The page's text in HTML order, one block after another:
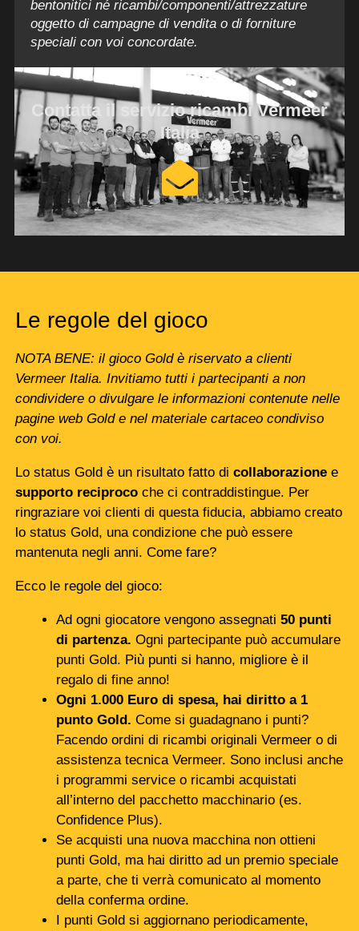
bentonitici né ricambi/componenti/attrezzature
oggetto di campagne di vendita o di forniture
speciali con voi concordate.
Contatta il servizio ricambi Vermeer
Italia
Le regole del gioco
NOTA BENE: il gioco Gold è riservato a clienti
Vermeer Italia. Invitiamo tutti i partecipanti a non
condividere o divulgare le informazioni contenute nelle
pagine web Gold e nel materiale cartaceo condiviso
con voi.
Lo status Gold è un risultato fatto di collaborazionee
supporto reciprocoche ci contraddistingue. Per
ringraziare voi clienti di questa fiducia, abbiamo creato
lo status Gold, una condizione che può essere
mantenuta negli anni. Come fare?
Ecco le regole del gioco:
Ad ogni giocatore vengono assegnati 50 punti
di partenza. Ogni partecipante può accumulare
punti Gold. Più punti si hanno, migliore è il
regalo di fine anno!
Ogni 1.000 Euro di spesa, hai diritto a 1
punto Gold. Come si guadagnano i punti?
Facendo ordini di ricambi originali Vermeer o di
assistenza tecnica Vermeer. Sono inclusi anche
i programmi service o ricambi acquistati
all’interno del pacchetto macchinario (es.
Confidence Plus).
Se acquisti una nuova macchina non ottieni
punti Gold, ma hai diritto ad un premio speciale
a parte, che ti verrà comunicato al momento
della conferma ordine.
I punti Gold si aggiornano periodicamente,